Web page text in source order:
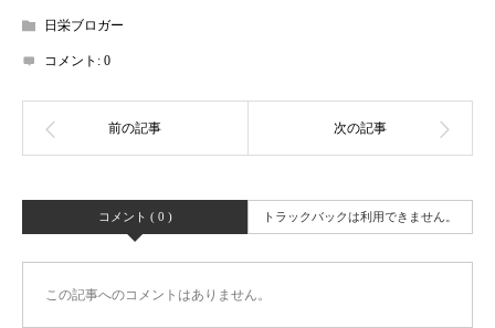
日栄ブロガー
コメント: 0
コメント ( 0 ) トラックバックは利用できません。
この記事へのコメントはありません。